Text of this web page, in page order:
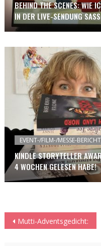
BEHIND THE SCENES: WIE
IN DER LIVE-SENDUNG SASS
EVENT-/FILM-/MESSE-
KINDLE STORYTELLER
4 WOCHEN GELESEN HABE!
Beitragsnavigation
Mutti-Adventsgedicht: